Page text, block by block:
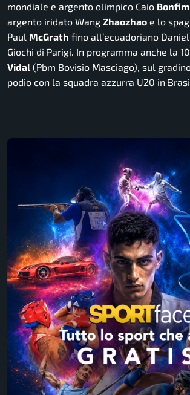
mondiale e argento olimpico Caio Bonfim
argento iridato Wang Zhaozhao e lo
Paul McGrath fino all’ecuadoriano Daniel
Giochi di Parigi. In programma anche la
Vidal (Pbm Bovisio Masciago), sul
podio con la squadra azzurra U20 in